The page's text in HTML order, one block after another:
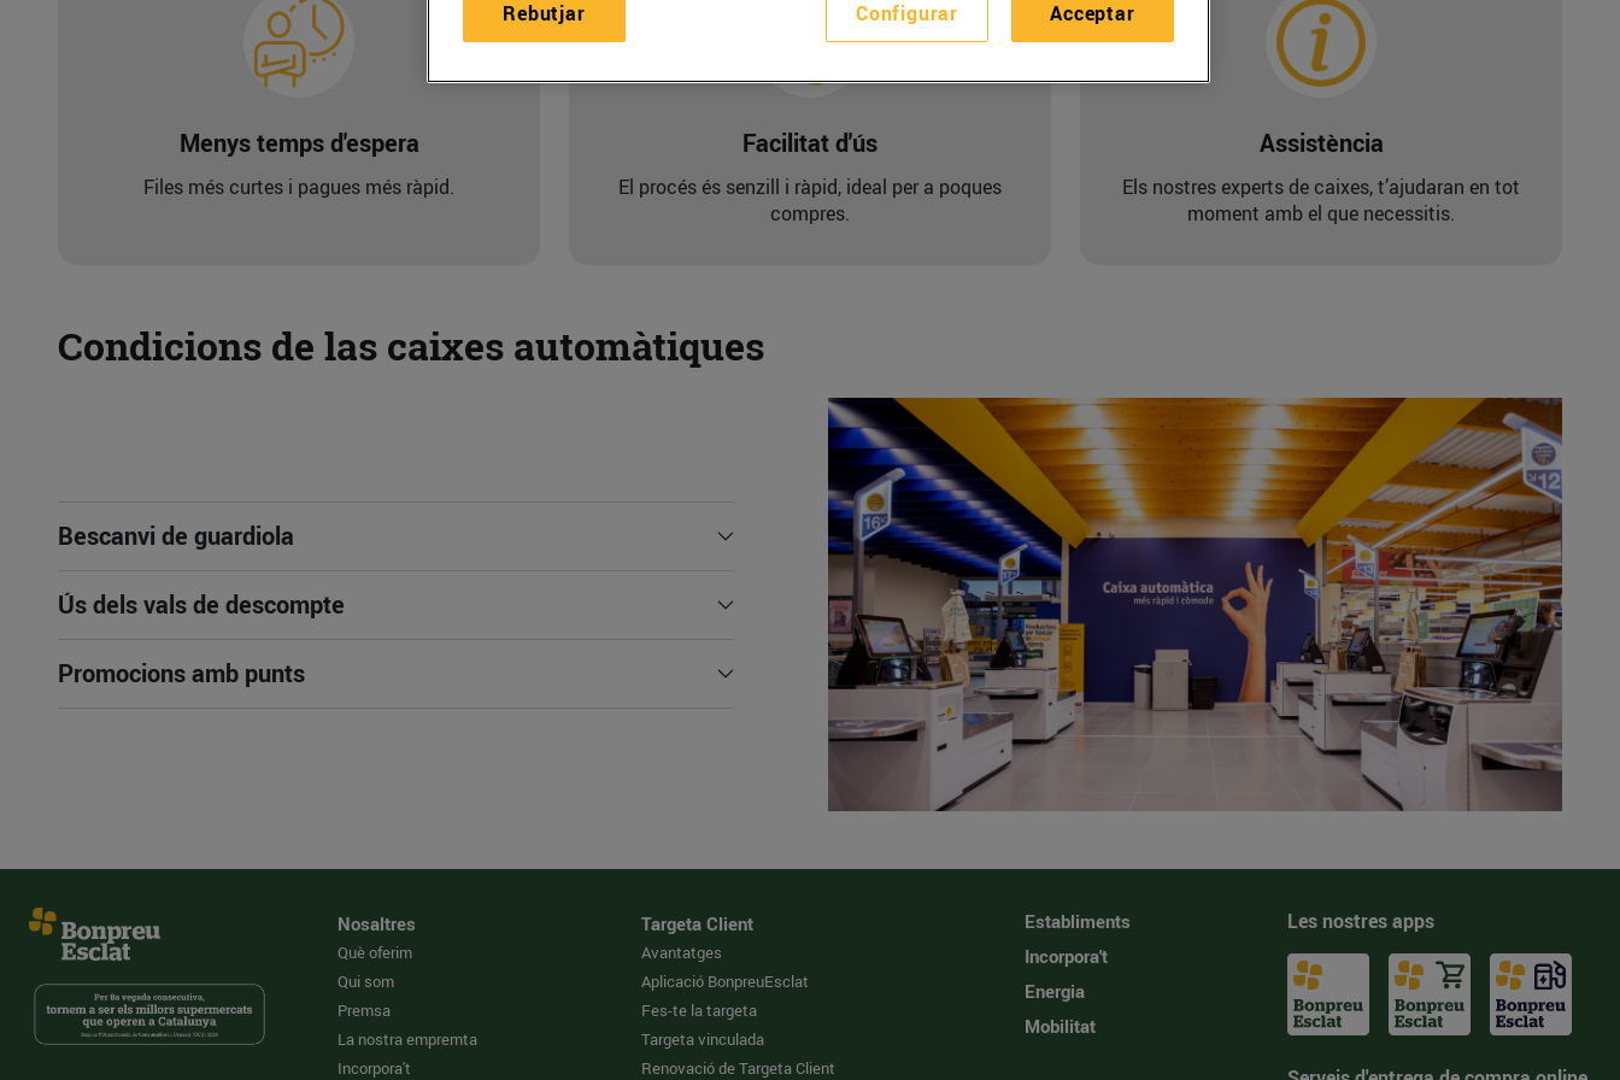
Menys temps d'espera
Files més curtes i pagues més ràpid.
Facilitat d'ús
El procés és senzill i ràpid, ideal per a poques
compres.
Assistència
Els nostres experts de caixes, t’ajudaran en tot
moment amb el que necessitis.
Condicions de las caixes automàtiques
Bescanvi de guardiola
Ús dels vals de descompte
Promocions amb punts
Nosaltres
Què oferim
Qui som
Premsa
La nostra empremta
Incorpora't
Targeta Client
Avantatges
Aplicació BonpreuEsclat
Fes-te la targeta
Targeta vinculada
Renovació de Targeta Client
Establiments
Incorpora't
Energia
Mobilitat
Les nostres apps
Configurar
Rebutjar Acceptar